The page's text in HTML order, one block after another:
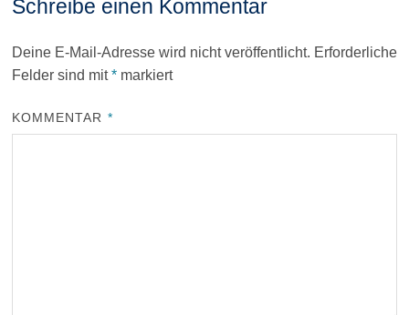
Schreibe einen Kommentar
Deine E-Mail-Adresse wird nicht veröffentlicht. Erforderliche
Felder sind mit*markiert
KOMMENTAR *